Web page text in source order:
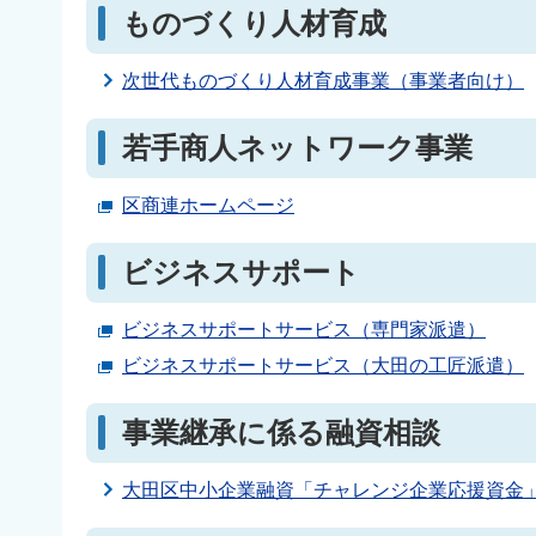
ものづくり人材育成
次世代ものづくり人材育成事業（事業者向け）
若手商人ネットワーク事業
区商連ホームページ
ビジネスサポート
ビジネスサポートサービス（専門家派遣）
ビジネスサポートサービス（大田の工匠派遣）
事業継承に係る融資相談
大田区中小企業融資「チャレンジ企業応援資